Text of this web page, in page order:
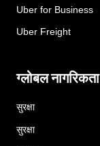
Uber for Business
Uber Freight
ग्लोबल नागरिकता
सुरक्षा
सुरक्षा